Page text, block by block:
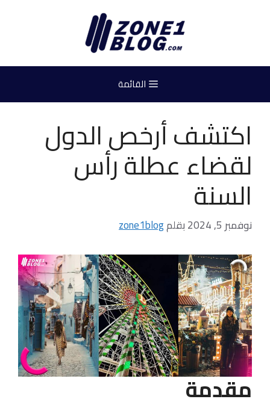
القائمة
اكتشف أرخص الدول
لقضاء عطلة رأس
السنة
نوفمبر 5, 2024 بقلمzone1blog
مقدمة